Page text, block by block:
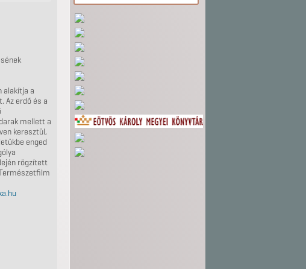
alakítja a
Az erdő és a
mellett a
keresztül,
enged
rögzített